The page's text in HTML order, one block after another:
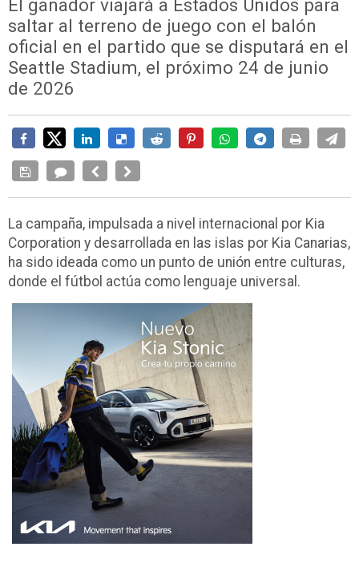
El ganador viajará a Estados Unidos para
saltar al terreno de juego con el balón
oficial en el partido que se disputará en el
Seattle Stadium, el próximo 24 de junio
de 2026
La campaña, impulsada a nivel internacional por Kia
Corporation y desarrollada en las islas por Kia Canarias,
ha sido ideada como un punto de unión entre culturas,
donde el fútbol actúa como lenguaje universal.